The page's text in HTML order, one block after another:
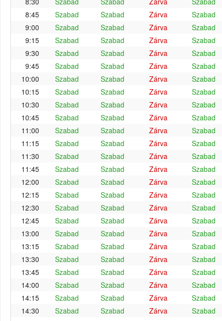
8:45
Szabad Szabad Zárva
Szabad
9:00
Szabad Szabad Zárva
Szabad
9:15
Szabad Szabad Zárva
Szabad
9:30
Szabad Szabad Zárva
Szabad
9:45
Szabad Szabad Zárva
Szabad
10:00
Szabad Szabad Zárva
Szabad
10:15
Szabad Szabad Zárva
Szabad
10:30
Szabad Szabad Zárva
Szabad
10:45
Szabad Szabad Zárva
Szabad
11:00
Szabad Szabad Zárva
Szabad
11:15
Szabad Szabad Zárva
Szabad
11:30
Szabad Szabad Zárva
Szabad
11:45
Szabad Szabad Zárva
Szabad
12:00
Szabad Szabad Zárva
Szabad
12:15
Szabad Szabad Zárva
Szabad
12:30
Szabad Szabad Zárva
Szabad
12:45
Szabad Szabad Zárva
Szabad
13:00
Szabad Szabad Zárva
Szabad
13:15
Szabad Szabad Zárva
Szabad
13:30
Szabad Szabad Zárva
Szabad
13:45
Szabad Szabad Zárva
Szabad
14:00
Szabad Szabad Zárva
Szabad
14:15
Szabad Szabad Zárva
Szabad
14:30
Szabad Szabad Zárva
Szabad